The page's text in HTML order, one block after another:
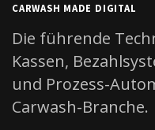
CARWASH MADE DIGITAL
Die führende
Kassen,
und Prozess-
Carwash-Branche.